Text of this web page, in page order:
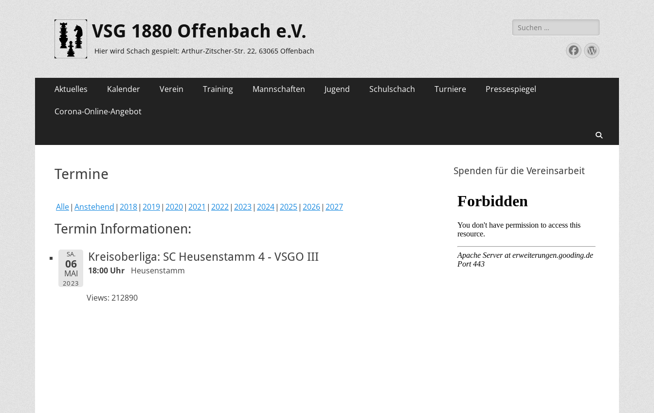
VSG 1880 Offenbach e.V.
Hier wird Schach gespielt: Arthur-Zitscher-Str. 22, 63065 Offenbach
Suche
nach:
Facebook
WordPress
Primäres
Zum
Inhalt
springen
Aktuelles Kalender Verein Training Mannschaften Jugend Schulschach Turniere Pressespiegel
Corona-Online-Angebot
Termine
Alle Anstehend 2018 2019 2020 2021 2022 2023 2024 2025 2026 2027
Termin Informationen:
SA.
06
MAI
2023
Kreisoberliga: SC Heusenstamm 4 - VSGO III
18:00 Uhr Heusenstamm
Views: 212890
Spenden für die Vereinsarbeit